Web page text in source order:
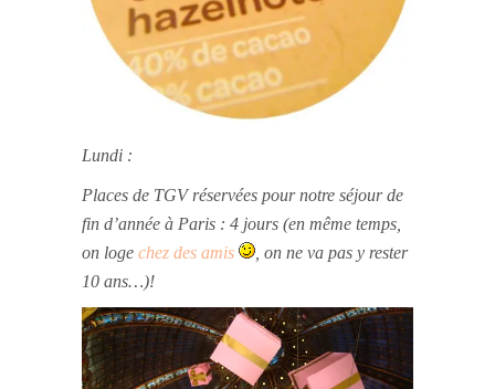
Lundi :
Places de TGV réservées pour notre séjour de
fin d’année à Paris : 4 jours (en même temps,
on loge chez des amis
, on ne va pas y rester
10 ans…)!